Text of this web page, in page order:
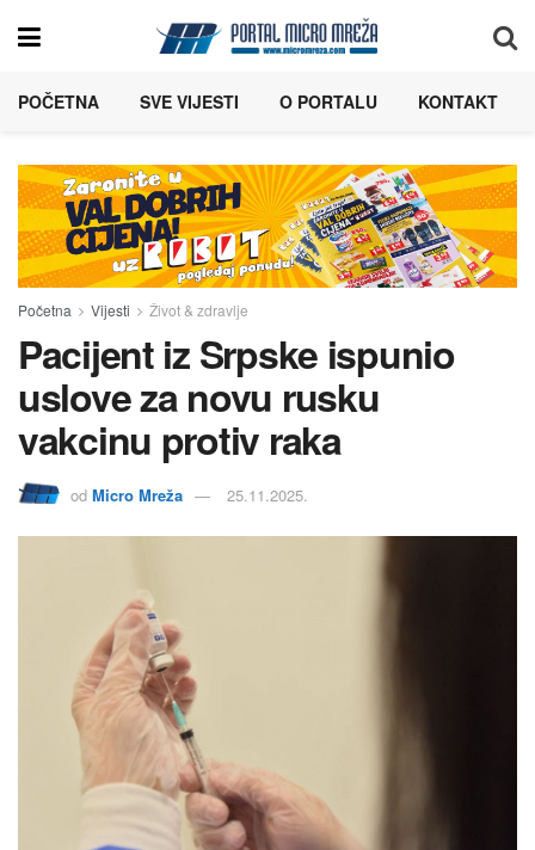
POČETNA SVE VIJESTI O PORTALU KONTAKT
Početna Vijesti Život & zdravlje
Pacijent iz Srpske ispunio
uslove za novu rusku
vakcinu protiv raka
od Micro Mreža 25.11.2025.